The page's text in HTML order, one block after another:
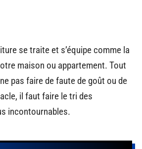
se traite et s’équipe comme la
maison ou appartement. Tout
pas faire de faute de goût ou de
il faut faire le tri des
incontournables.